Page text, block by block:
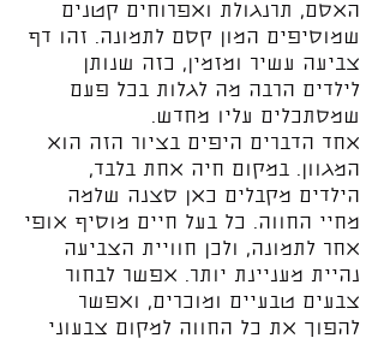
האסם, תרנגולת ואפרוחים קטנים
שמוסיפים המון קסם לתמונה. זהו דף
צביעה עשיר ומזמין, כזה שנותן
לילדים הרבה מה לגלות בכל פעם
שמסתכלים עליו מחדש.
אחד הדברים היפים בציור הזה הוא
המגוון. במקום חיה אחת בלבד,
הילדים מקבלים כאן סצנה שלמה
מחיי החווה. כל בעל חיים מוסיף אופי
אחר לתמונה, ולכן חוויית הצביעה
נהיית מעניינת יותר. אפשר לבחור
צבעים טבעיים ומוכרים, ואפשר
להפוך את כל החווה למקום צבעוני